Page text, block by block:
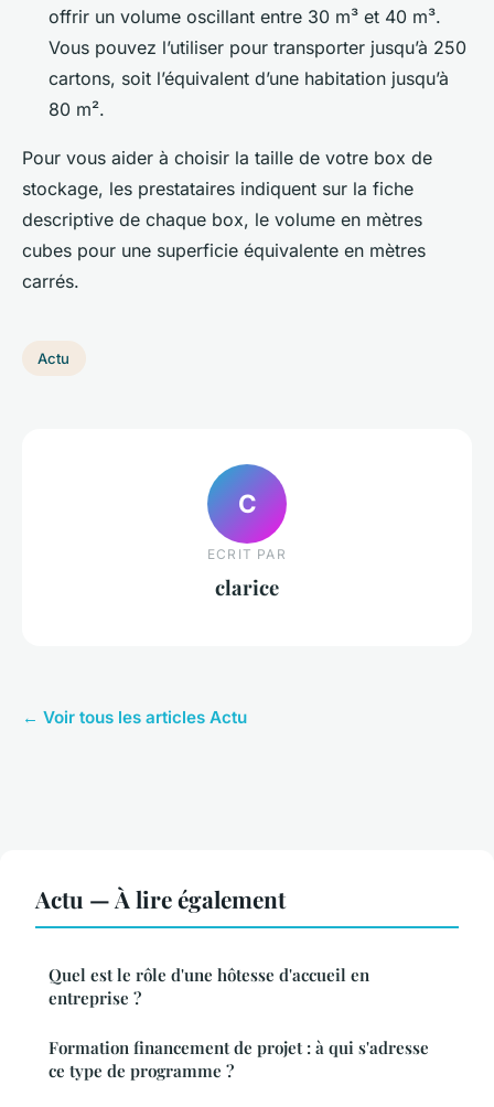
offrir un volume oscillant entre 30 m³ et 40 m³.
Vous pouvez l’utiliser pour transporter jusqu’à 250
cartons, soit l’équivalent d’une habitation jusqu’à
80 m².
Pour vous aider à choisir la taille de votre box de
stockage, les prestataires indiquent sur la fiche
descriptive de chaque box, le volume en mètres
cubes pour une superficie équivalente en mètres
carrés.
Actu
C
ECRIT PAR
clarice
← Voir tous les articles Actu
Actu — À lire également
Quel est le rôle d'une hôtesse d'accueil en
entreprise ?
Formation financement de projet : à qui s'adresse
ce type de programme ?